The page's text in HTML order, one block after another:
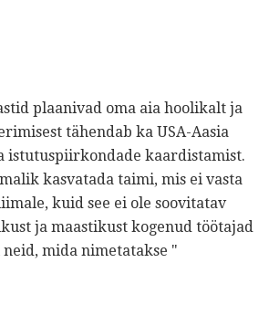
plaanivad oma aia hoolikalt ja
tähendab ka USA-Aasia
istutuspiirkondade kaardistamist.
kasvatada taimi, mis ei vasta
kuid see ei ole soovitatav
ja maastikust kogenud töötajad
mida nimetatakse "